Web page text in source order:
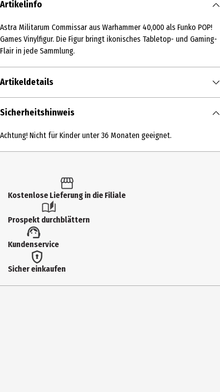
Artikelinfo
Astra Militarum Commissar aus Warhammer 40,000 als Funko POP!
Games Vinylfigur. Die Figur bringt ikonisches Tabletop- und Gaming-
Flair in jede Sammlung.
Artikeldetails
Inhalt
Produkttyp
6 Jahre
Artikelnummer des Herstellers
93513
Lizenz (spw)
Funko Video Games
Hersteller
Sicherheitshinweis
Achtung! Nicht für Kinder unter 36 Monaten geeignet.
Kostenlose Lieferung in die Filiale
Prospekt durchblättern
Kundenservice
Sicher einkaufen